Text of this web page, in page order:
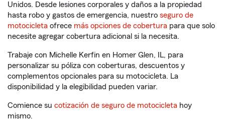
Unidos. Desde lesiones corporales y daños a la propiedad
hasta robo y gastos de emergencia, nuestro seguro de
motocicleta ofrece más opciones de cobertura para que solo
necesite agregar cobertura adicional si la necesita.
Trabaje con Michelle Kerfin en Homer Glen, IL, para
personalizar su póliza con coberturas, descuentos y
complementos opcionales para su motocicleta. La
disponibilidad y la elegibilidad pueden variar.
Comience su cotización de seguro de motocicleta hoy
mismo.